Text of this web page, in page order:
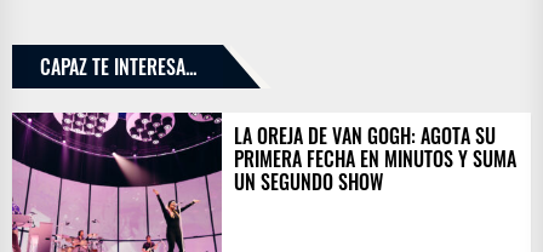
CAPAZ TE INTERESA...
LA OREJA DE VAN GOGH: AGOTA SU
PRIMERA FECHA EN MINUTOS Y SUMA
UN SEGUNDO SHOW